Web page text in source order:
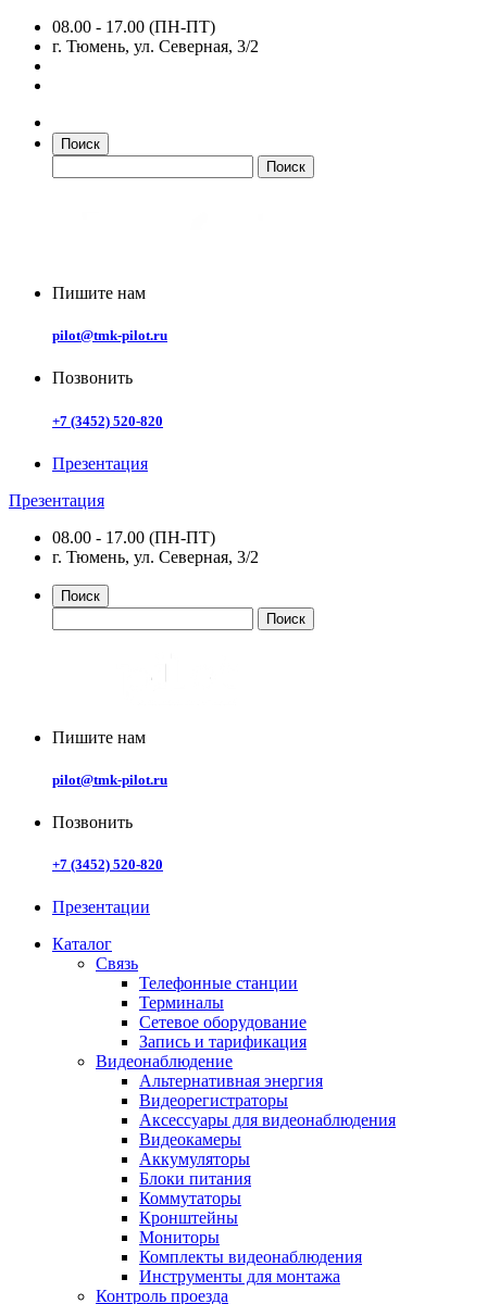
08.00 - 17.00 (ПН-ПТ)
г. Тюмень, ул. Северная, 3/2
Поиск
Пишите нам
pilot@tmk-pilot.ru
Позвонить
+7 (3452) 520-820
Презентация
Презентация
08.00 - 17.00 (ПН-ПТ)
г. Тюмень, ул. Северная, 3/2
Поиск
Пишите нам
pilot@tmk-pilot.ru
Позвонить
+7 (3452) 520-820
Презентации
Каталог
Связь
Телефонные станции
Терминалы
Сетевое оборудование
Запись и тарификация
Видеонаблюдение
Альтернативная энергия
Видеорегистраторы
Аксессуары для видеонаблюдения
Видеокамеры
Аккумуляторы
Блоки питания
Коммутаторы
Кронштейны
Мониторы
Комплекты видеонаблюдения
Инструменты для монтажа
Контроль проезда